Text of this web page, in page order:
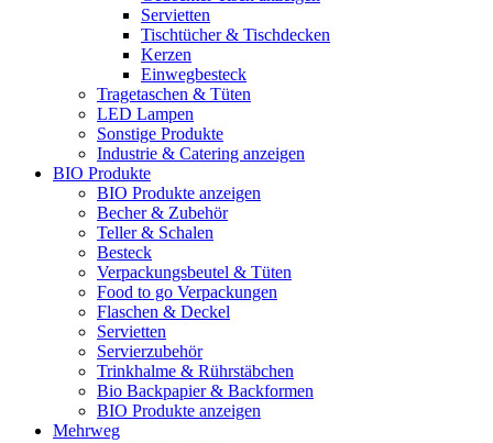
Servietten
Tischtücher & Tischdecken
Kerzen
Einwegbesteck
Tragetaschen & Tüten
LED Lampen
Sonstige Produkte
Industrie & Catering anzeigen
BIO Produkte
BIO Produkte anzeigen
Becher & Zubehör
Teller & Schalen
Besteck
Verpackungsbeutel & Tüten
Food to go Verpackungen
Flaschen & Deckel
Servietten
Servierzubehör
Trinkhalme & Rührstäbchen
Bio Backpapier & Backformen
BIO Produkte anzeigen
Mehrweg